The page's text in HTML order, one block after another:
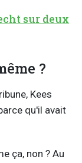
sur deux
?
Kees
qu'il avait
ça, non ? Au